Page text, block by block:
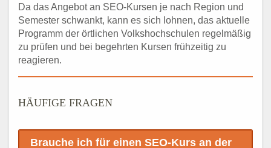
Da das Angebot an SEO-Kursen je nach Region und
Semester schwankt, kann es sich lohnen, das aktuelle
Programm der örtlichen Volkshochschulen regelmäßig
zu prüfen und bei begehrten Kursen frühzeitig zu
reagieren.
HÄUFIGE FRAGEN
Brauche ich für einen SEO-Kurs an der